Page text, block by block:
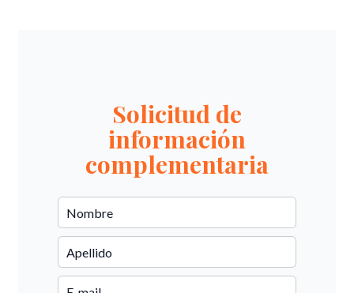
Solicitud de
información
complementaria